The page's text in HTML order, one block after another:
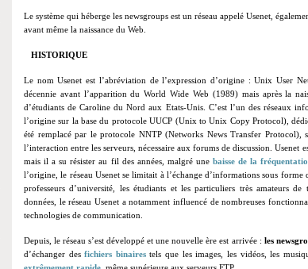
Le système qui héberge les newsgroups est un réseau appelé Usenet,
avant même la naissance du Web.
HISTORIQUE
Le nom Usenet est l’abréviation de l’expression d’origine : Unix User
décennie avant l’apparition du World Wide Web (1989) mais après la
d’étudiants de Caroline du Nord aux Etats-Unis. C’est l’un des réseaux
l’origine sur la base du protocole UUCP (Unix to Unix Copy Protocol) ,
été remplacé par le protocole NNTP (Networks News Transfer Protocol),
l’interaction entre les serveurs, nécessaire aux forums de discussion. Usenet
mais il a su résister au fil des années, malgré une baisse de la
l’origine, le réseau Usenet se limitait à l’échange d’informations sous
professeurs d’université, les étudiants et les particuliers très amateurs de
données, le réseau Usenet a notamment influencé de nombreuses
technologies de communication.
Depuis, le réseau s’est développé et une nouvelle ère est arrivée : les
d’échanger desfichiers binairestels que les images, les vidéos, les